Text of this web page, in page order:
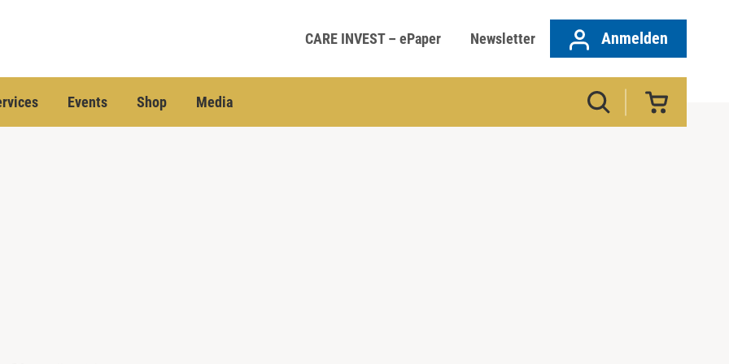
CARE INVEST – ePaper Newsletter Anmelden
Events Shop Media